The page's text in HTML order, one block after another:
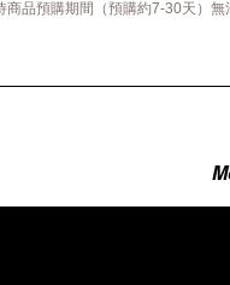
商品預購期間（預購約7-30天）